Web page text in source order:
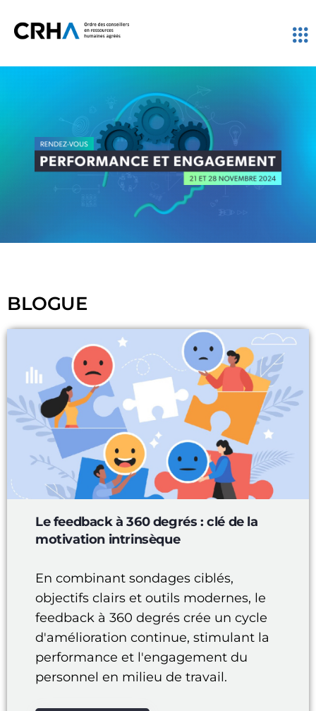
BLOGUE
Le feedback à 360 degrés : clé de la
motivation intrinsèque
En combinant sondages ciblés,
objectifs clairs et outils modernes, le
feedback à 360 degrés crée un cycle
d'amélioration continue, stimulant la
performance et l'engagement du
personnel en milieu de travail.